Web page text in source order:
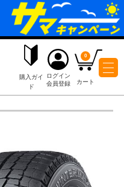
購入ガイ
ド
ログイン